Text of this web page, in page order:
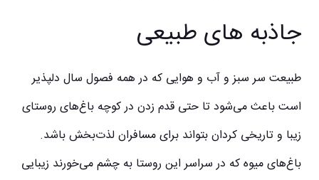
جاذبه های طبیعی
طبیعت سر سبز و آب و هوایی که در همه فصول سال دلپذیر
است باعث می‌شود تا حتی قدم زدن در کوچه باغ‌های روستای
زیبا و تاریخی کردان بتواند برای مسافران لذت‌بخش باشد.
باغ‌های میوه که در سراسر این روستا به چشم می‌خورند زیبایی